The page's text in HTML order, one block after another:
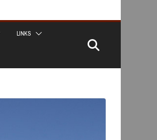
LINKS